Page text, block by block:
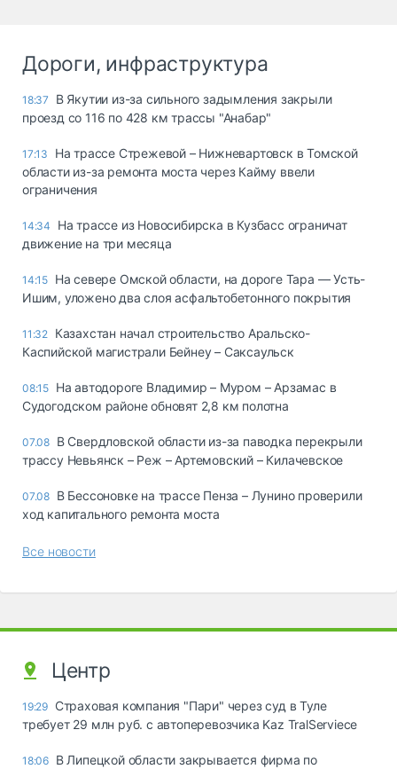
Дороги, инфраструктура
18:37
В Якутии из-за сильного задымления закрыли
проезд со 116 по 428 км трассы "Анабар"
17:13
На трассе Стрежевой – Нижневартовск в Томской
области из-за ремонта моста через Кайму ввели
ограничения
14:34
На трассе из Новосибирска в Кузбасс ограничат
движение на три месяца
14:15 На севере Омской области, на дороге Тара — Усть-
Ишим, уложено два слоя асфальтобетонного покрытия
11:32 Казахстан начал строительство Аральско-
Каспийской магистрали Бейнеу – Саксаульск
08:15 На автодороге Владимир – Муром – Арзамас в
Судогодском районе обновят 2,8 км полотна
07.08 В Свердловской области из-за паводка перекрыли
трассу Невьянск – Реж – Артемовский – Килачевское
07.08 В Бессоновке на трассе Пенза – Лунино проверили
ход капитального ремонта моста
Все новости
Центр
19:29 Страховая компания "Пари" через суд в Туле
требует 29 млн руб. с автоперевозчика Kaz TralServiece
18:06 В Липецкой области закрывается фирма по